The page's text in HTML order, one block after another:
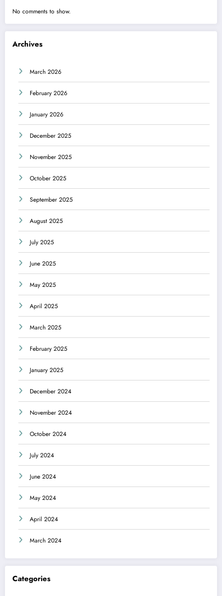
No comments to show.
Archives
March 2026
February 2026
January 2026
December 2025
November 2025
October 2025
September 2025
August 2025
July 2025
June 2025
May 2025
April 2025
March 2025
February 2025
January 2025
December 2024
November 2024
October 2024
July 2024
June 2024
May 2024
April 2024
March 2024
Categories